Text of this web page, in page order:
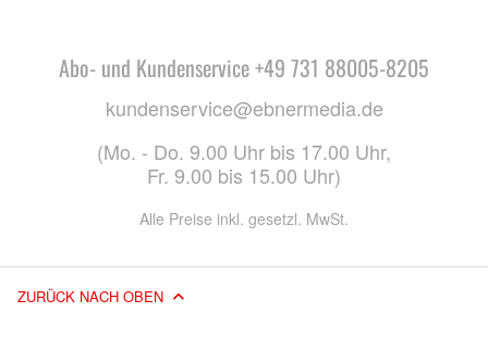
Abo- und Kundenservice +49 731 88005-8205
kundenservice@ebnermedia.de
(Mo. - Do. 9.00 Uhr bis 17.00 Uhr,
Fr. 9.00 bis 15.00 Uhr)
Alle Preise inkl. gesetzl. MwSt.
ZURÜCK NACH OBEN